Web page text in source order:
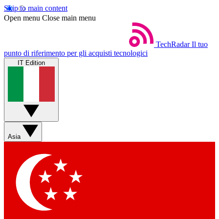
Skip to main content
Open menu Close main menu
TechRadar Il tuo
punto di riferimento per gli acquisti tecnologici
IT Edition
Asia